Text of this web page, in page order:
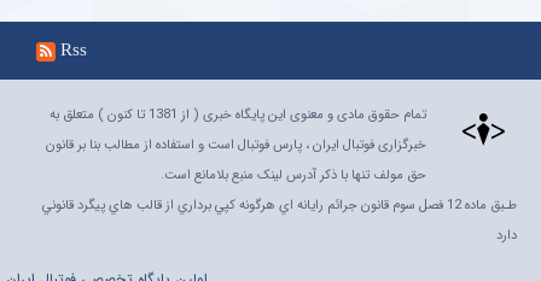
Rss
تمام حقوق مادی و معنوی این پایگاه خبری ( از 1381 تا کنون ) متعلق به
خبرگزاری فوتبال ایران ، پارس فوتبال است و استفاده از مطالب بنا بر قانون
حق مولف تنها با ذکر آدرس لینک منبع بلامانع است.
طـبق ماده 12 فصل سوم قانون جرائم رايانه اي هرگونه کپي برداري از قالب هاي پيگرد قانوني
دارد